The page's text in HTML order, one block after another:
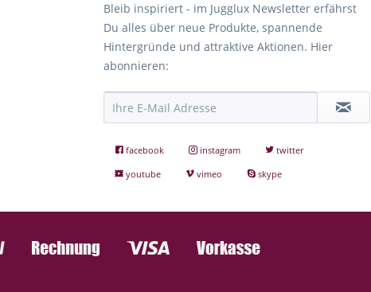
Bleib inspiriert - im Jugglux Newsletter erfährst
Du alles über neue Produkte, spannende
Hintergründe und attraktive Aktionen. Hier
abonnieren:
facebook instagram
twitter
youtube
vimeo skype